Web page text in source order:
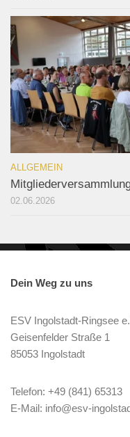
ALLGEMEIN
02.06.2026
Dein Weg zu uns
ESV Ingolstadt-Ringsee
Geisenfelder Straße 1
85053 Ingolstadt
Telefon: +49 (841) 65313
E-Mail: info@esv-